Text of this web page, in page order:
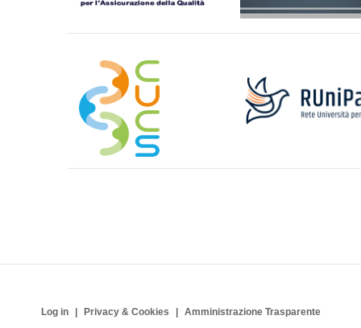
Log in Privacy & Cookies
Amministrazione Trasparente